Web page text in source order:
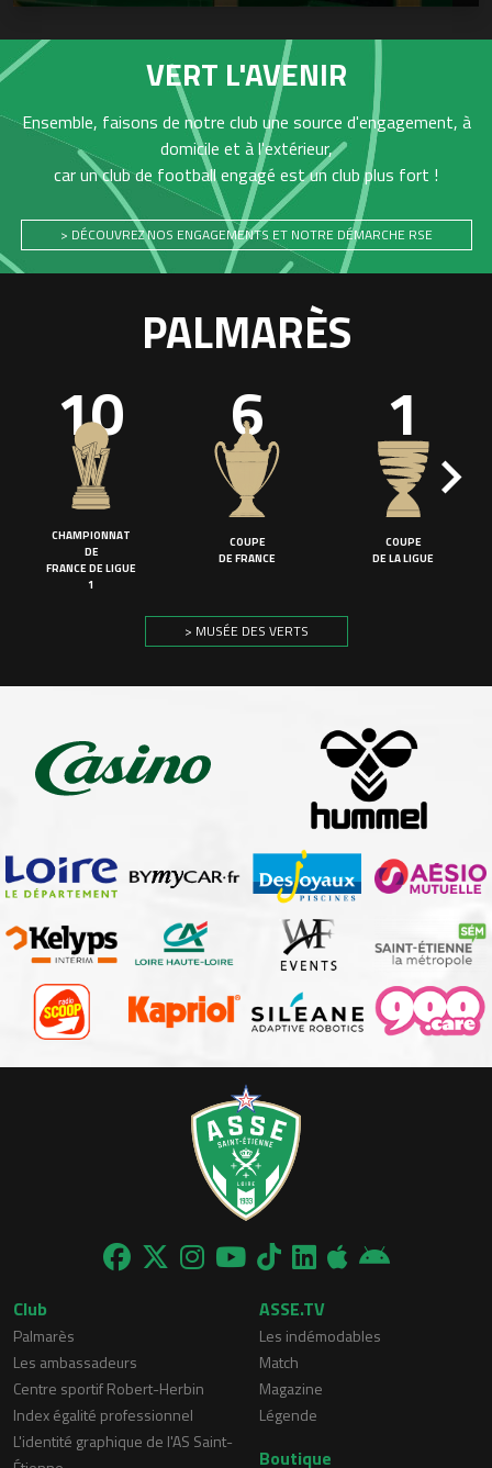
VERT L'AVENIR
Ensemble, faisons de notre club une source d'engagement, à
domicile et à l'extérieur,
car un club de football engagé est un club plus fort !
> DÉCOUVREZ NOS ENGAGEMENTS ET NOTRE DÉMARCHE RSE
PALMARÈS
10
CHAMPIONNAT
DE
FRANCE DE LIGUE
1
6
COUPE
DE FRANCE
1
COUPE
DE LA LIGUE
> MUSÉE DES VERTS
Club
Palmarès
Les ambassadeurs
Centre sportif Robert-Herbin
Index égalité professionnel
L'identité graphique de l'AS Saint-
ASSE.TV
Les indémodables
Match
Magazine
Légende
Boutique